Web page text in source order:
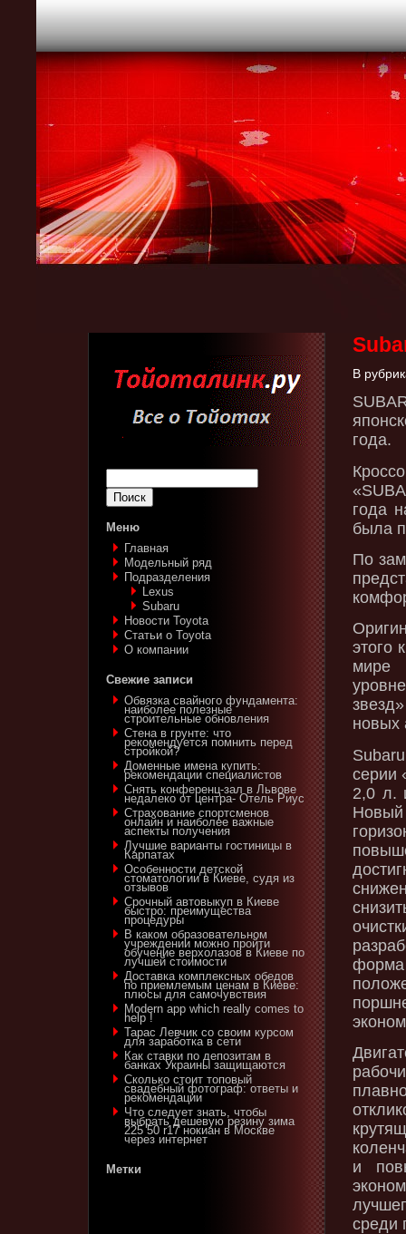
Меню
Главная
Модельный ряд
Подразделения
Lexus‎
Subaru‎
Новости Toyota
Статьи о Toyota
О компании
Свежие записи
Обвязка свайного фундамента:
наиболее полезные
строительные обновления
Стена в грунте: что
рекомендуется помнить перед
стройкой?
Доменные имена купить:
рекомендации специалистов
Снять конференц-зал в Львове
недалеко от центра- Отель Риус
Страхование спортсменов
онлайн и наиболее важные
аспекты получения
Лучшие варианты гостиницы в
Карпатах
Особенности детской
стоматологии в Киеве, судя из
отзывов
Срочный автовыкуп в Киеве
быстро: преимущества
процедуры
В каком образовательном
учреждении можно пройти
обучение верхолазов в Киеве по
лучшей стоимости
Доставка комплексных обедов
по приемлемым ценам в Киеве:
плюсы для самочувствия
Modern app which really comes to
help !
Тарас Левчик со своим курсом
для заработка в сети
Как ставки по депозитам в
банках Украины защищаются
Сколько стоит топовый
свадебный фотограф: ответы и
рекомендации
Что следует знать, чтобы
выбрать дешевую резину зима
225 50 r17 нокиан в Москве
через интернет
Метки
В
года.
года
была
По
этого
мире
новых
серии
2,0 л.
и
среди